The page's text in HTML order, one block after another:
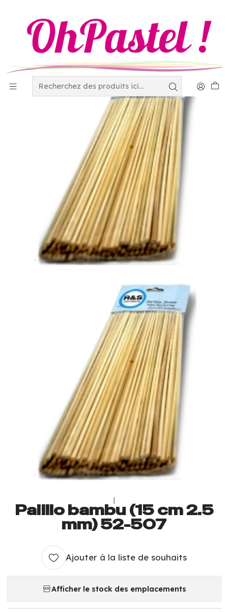
Popotes y palos para brocheta y paleta
Palillo bambu (15 cm 2.5 mm) 52-507
|
Palillo bambu (15 cm 2.5
mm) 52-507
Ajouter à la liste de souhaits
Afficher le stock des emplacements